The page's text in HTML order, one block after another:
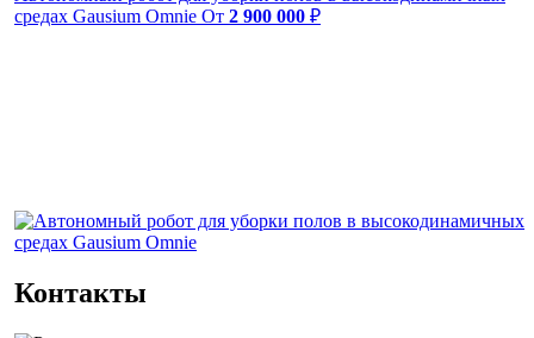
средах Gausium Omnie От 2 900 000 ₽
Контакты